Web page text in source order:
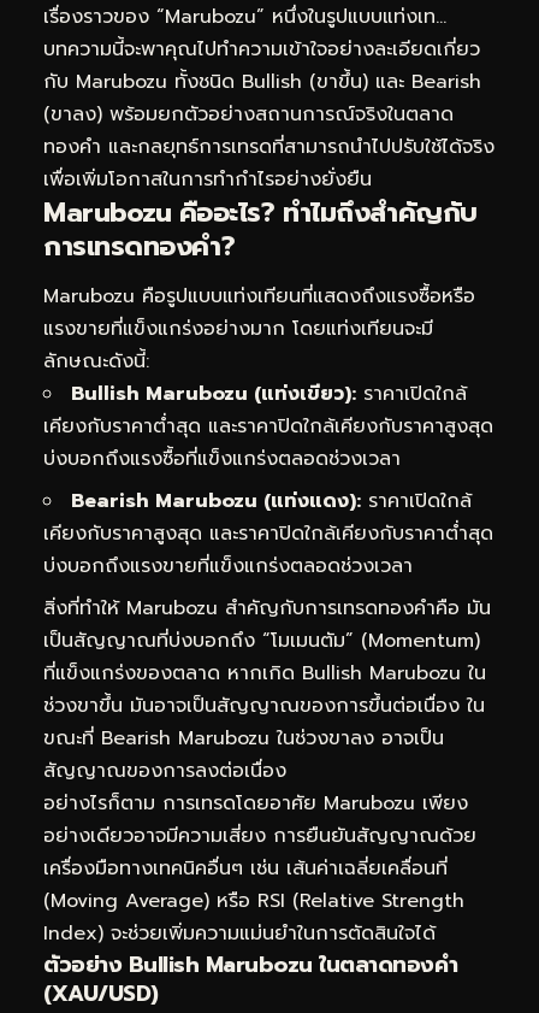
เรื่องราวของ “Marubozu” หนึ่งในรูปแบบแท่งเท…
บทความนี้จะพาคุณไปทำความเข้าใจอย่างละเอียดเกี่ยว
กับ Marubozu ทั้งชนิด Bullish (ขาขึ้น) และ Bearish
(ขาลง) พร้อมยกตัวอย่างสถานการณ์จริงในตลาด
ทองคำ และกลยุทธ์การเทรดที่สามารถนำไปปรับใช้ได้จริง
เพื่อเพิ่มโอกาสในการทำกำไรอย่างยั่งยืน
Marubozu คืออะไร? ทำไมถึงสำคัญกับ
การเทรดทองคำ?
Marubozu คือรูปแบบแท่งเทียนที่แสดงถึงแรงซื้อหรือ
แรงขายที่แข็งแกร่งอย่างมาก โดยแท่งเทียนจะมี
ลักษณะดังนี้:
Bullish Marubozu (แท่งเขียว): ราคาเปิดใกล้
เคียงกับราคาต่ำสุด และราคาปิดใกล้เคียงกับราคาสูงสุด
บ่งบอกถึงแรงซื้อที่แข็งแกร่งตลอดช่วงเวลา
Bearish Marubozu (แท่งแดง): ราคาเปิดใกล้
เคียงกับราคาสูงสุด และราคาปิดใกล้เคียงกับราคาต่ำสุด
บ่งบอกถึงแรงขายที่แข็งแกร่งตลอดช่วงเวลา
สิ่งที่ทำให้ Marubozu สำคัญกับการเทรดทองคำคือ มัน
เป็นสัญญาณที่บ่งบอกถึง “โมเมนตัม” (Momentum)
ที่แข็งแกร่งของตลาด หากเกิด Bullish Marubozu ใน
ช่วงขาขึ้น มันอาจเป็นสัญญาณของการขึ้นต่อเนื่อง ใน
ขณะที่ Bearish Marubozu ในช่วงขาลง อาจเป็น
สัญญาณของการลงต่อเนื่อง
อย่างไรก็ตาม การเทรดโดยอาศัย Marubozu เพียง
อย่างเดียวอาจมีความเสี่ยง การยืนยันสัญญาณด้วย
เครื่องมือทางเทคนิคอื่นๆ เช่น เส้นค่าเฉลี่ยเคลื่อนที่
(Moving Average) หรือ RSI (Relative Strength
Index) จะช่วยเพิ่มความแม่นยำในการตัดสินใจได้
ตัวอย่าง Bullish Marubozu ในตลาดทองคำ
(XAU/USD)